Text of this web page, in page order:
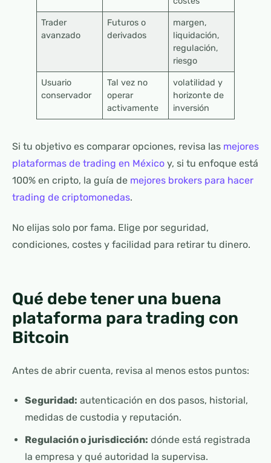
Trader
avanzado
Futuros o
derivados
margen,
liquidación,
regulación,
riesgo
Usuario
conservador
Tal vez no
operar
activamente
volatilidad y
horizonte de
inversión
Si tu objetivo es comparar opciones, revisa las mejores
plataformas de trading en México y, si tu enfoque está
100% en cripto, la guía de mejores brokers para hacer
trading de criptomonedas.
No elijas solo por fama. Elige por seguridad,
condiciones, costes y facilidad para retirar tu dinero.
Qué debe tener una buena
plataforma para trading con
Bitcoin
Antes de abrir cuenta, revisa al menos estos puntos:
Seguridad: autenticación en dos pasos, historial,
medidas de custodia y reputación.
Regulación o jurisdicción: dónde está registrada
la empresa y qué autoridad la supervisa.